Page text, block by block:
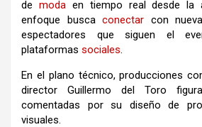
de modaen tiempo real desde la
enfoque busca conectar con
espectadores que siguen el
plataformas sociales
En el plano técnico, producciones
director Guillermo del Toro
comentadas por su diseño de
visuales.